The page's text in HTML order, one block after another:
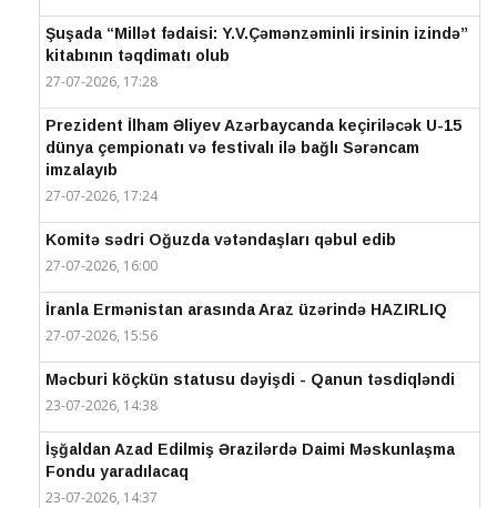
Şuşada “Millət fədaisi: Y.V.Çəmənzəminli irsinin izində”
kitabının təqdimatı olub
27-07-2026, 17:28
Prezident İlham Əliyev Azərbaycanda keçiriləcək U-15
dünya çempionatı və festivalı ilə bağlı Sərəncam
imzalayıb
27-07-2026, 17:24
Komitə sədri Oğuzda vətəndaşları qəbul edib
27-07-2026, 16:00
İranla Ermənistan arasında Araz üzərində HAZIRLIQ
27-07-2026, 15:56
Məcburi köçkün statusu dəyişdi - Qanun təsdiqləndi
23-07-2026, 14:38
İşğaldan Azad Edilmiş Ərazilərdə Daimi Məskunlaşma
Fondu yaradılacaq
23-07-2026, 14:37